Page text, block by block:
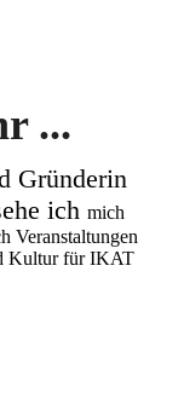
...
Gründerin
ich mich
Veranstaltungen
Kultur für IKAT